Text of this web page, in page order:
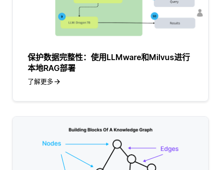
保护数据完整性：使用LLMware和Milvus进行
本地RAG部署
了解更多